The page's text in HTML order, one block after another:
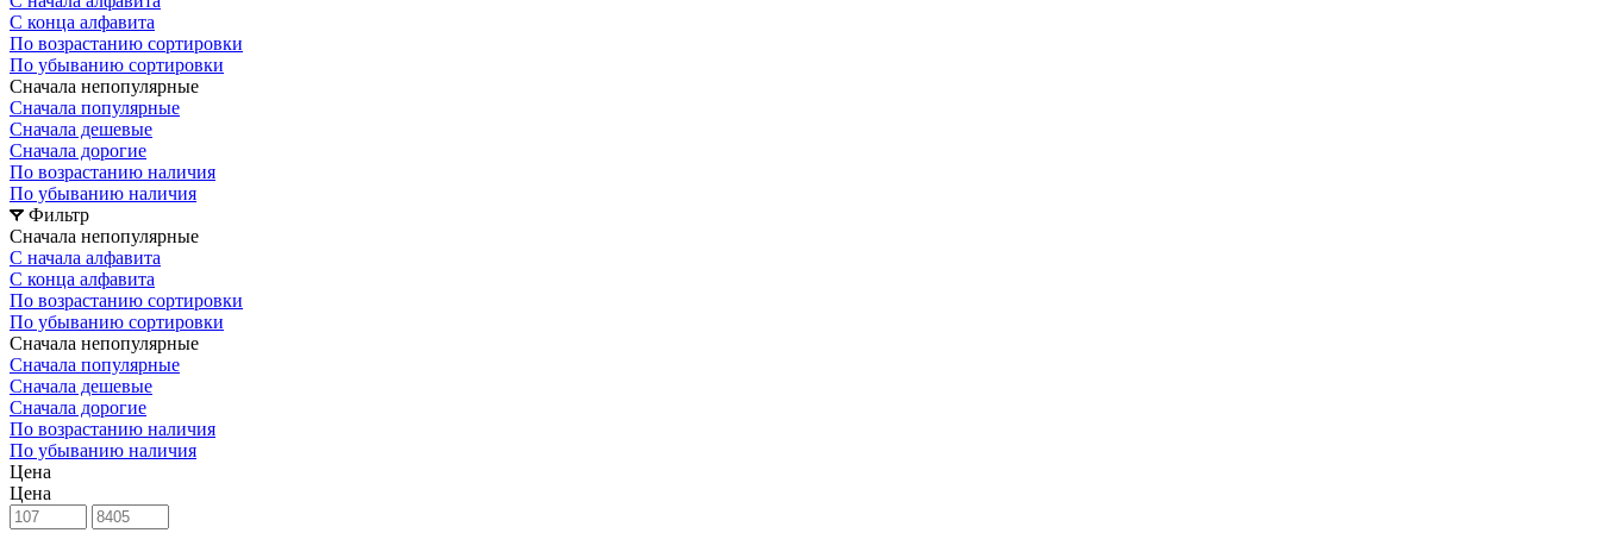
С конца алфавита
По возрастанию сортировки
По убыванию сортировки
Сначала непопулярные
Сначала популярные
Сначала дешевые
Сначала дорогие
По возрастанию наличия
По убыванию наличия
Фильтр
Сначала непопулярные
С начала алфавита
С конца алфавита
По возрастанию сортировки
По убыванию сортировки
Сначала непопулярные
Сначала популярные
Сначала дешевые
Сначала дорогие
По возрастанию наличия
По убыванию наличия
Цена
Цена